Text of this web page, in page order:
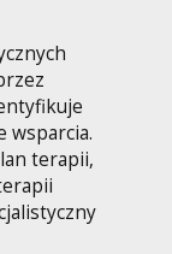
wsparcia.
terapii,